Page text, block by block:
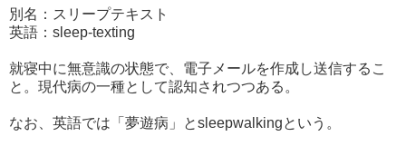
別名：スリープテキスト
英語：sleep-texting
就寝中に無意識の状態で、電子メールを作成し送信するこ
と。現代病の一種として認知されつつある。
なお、英語では「夢遊病」とsleepwalkingという。